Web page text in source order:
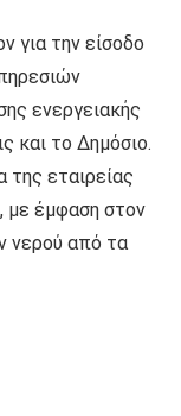
για την είσοδο
ενεργειακής
και το Δημόσιο.
της εταιρείας
με έμφαση στον
νερού από τα